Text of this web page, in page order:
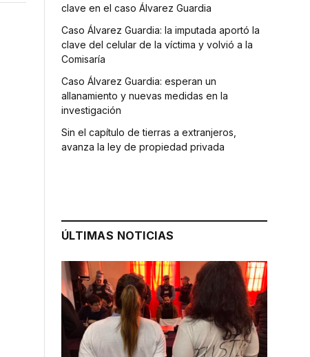
clave en el caso Álvarez Guardia
Caso Álvarez Guardia: la imputada aportó la
clave del celular de la víctima y volvió a la
Comisaría
Caso Álvarez Guardia: esperan un
allanamiento y nuevas medidas en la
investigación
Sin el capítulo de tierras a extranjeros,
avanza la ley de propiedad privada
ÚLTIMAS NOTICIAS